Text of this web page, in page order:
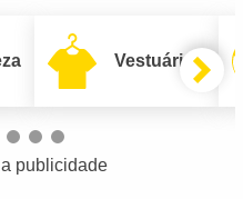
Vestuário
publicidade